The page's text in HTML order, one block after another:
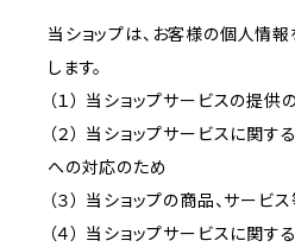
当ショップは、お客様の個人情
します。
（１） 当ショップサービスの提供
（２） 当ショップサービスに関
への対応のため
（３） 当ショップの商品、サービ
（４） 当ショップサービスに関す